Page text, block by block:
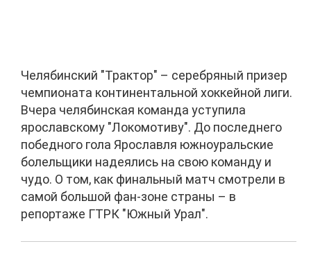
Челябинский "Трактор" – серебряный призер
чемпионата континентальной хоккейной лиги.
Вчера челябинская команда уступила
ярославскому "Локомотиву". До последнего
победного гола Ярославля южноуральские
болельщики надеялись на свою команду и
чудо. О том, как финальный матч смотрели в
самой большой фан-зоне страны – в
репортаже ГТРК "Южный Урал".